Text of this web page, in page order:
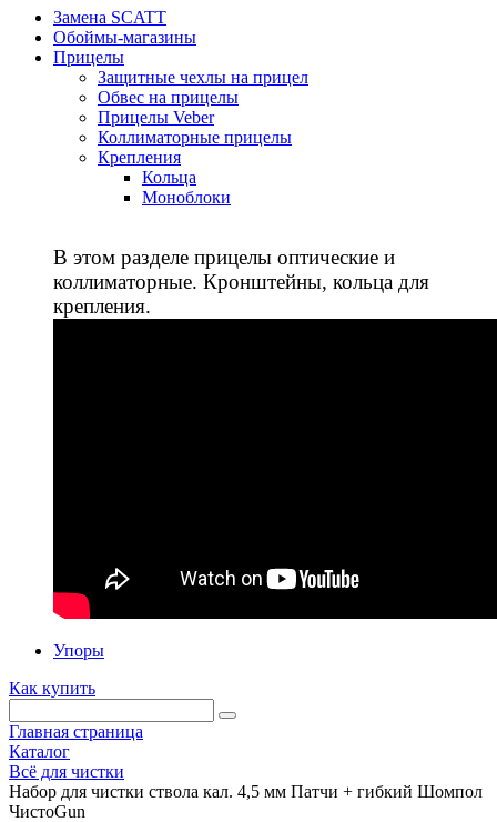
Замена SCATT
Обоймы-магазины
Прицелы
Защитные чехлы на прицел
Обвес на прицелы
Прицелы Veber
Коллиматорные прицелы
Крепления
Кольца
Моноблоки
В этом разделе прицелы оптические и
коллиматорные. Кронштейны, кольца для
крепления.
Упоры
Как купить
Главная страница
Каталог
Всё для чистки
Набор для чистки ствола кал. 4,5 мм Патчи + гибкий Шомпол
ЧистоGun